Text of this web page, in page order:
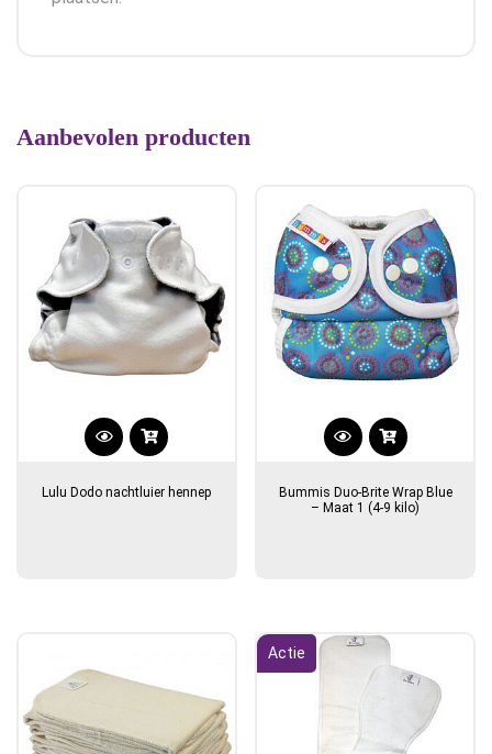
Aanbevolen producten
Lulu Dodo nachtluier hennep
Bummis Duo-Brite Wrap Blue
– Maat 1 (4-9 kilo)
Actie